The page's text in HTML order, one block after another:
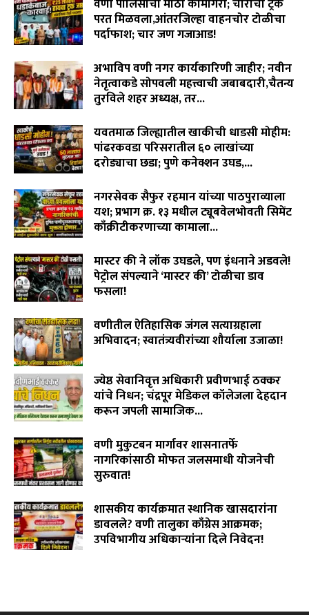
वारंवार निवेदन देऊनही जनप्रतिनिधी व लोकनिर्माण विभागाची झोप
उघडेना,खराब रस्त्यांमुळे गावकरी संतप्त.
02:16
"विमा कंपन्या मालामाल, शेतकरी कंगाल?"विजय पिदूरकर यांचा
पिक विमा कंपनीच्या धोरणाविरोधात लढा…
04:11
वणी पोलिसांची मोठी कामगिरी; चोरीचा ट्रक
परत मिळवला,आंतरजिल्हा वाहनचोर टोळीचा
पर्दाफाश; चार जण गजाआड!
अभाविप वणी नगर कार्यकारिणी जाहीर; नवीन
नेतृत्वाकडे सोपवली महत्त्वाची जबाबदारी,चैतन्य
तुरविले शहर अध्यक्ष, तर...
यवतमाळ जिल्ह्यातील खाकीची धाडसी मोहीम:
पांढरकवडा परिसरातील ६० लाखांच्या
दरोड्याचा छडा; पुणे कनेक्शन उघड,...
नगरसेवक सैफुर रहमान यांच्या पाठपुराव्याला
यश; प्रभाग क्र. १३ मधील ट्यूबवेलभोवती सिमेंट
काँक्रीटीकरणाच्या कामाला...
मास्टर की ने लॉक उघडले, पण इंधनाने अडवले!
पेट्रोल संपल्याने ‘मास्टर की’ टोळीचा डाव
फसला!
वणीतील ऐतिहासिक जंगल सत्याग्रहाला
अभिवादन; स्वातंत्र्यवीरांच्या शौर्याला उजाळा!
ज्येष्ठ सेवानिवृत्त अधिकारी प्रवीणभाई ठक्कर
यांचे निधन; चंद्रपूर मेडिकल कॉलेजला देहदान
करून जपली सामाजिक...
वणी मुकुटबन मार्गावर शासनातर्फे
नागरिकांसाठी मोफत जलसमाधी योजनेची
सुरुवात!
शासकीय कार्यक्रमात स्थानिक खासदारांना
डावलले? वणी तालुका काँग्रेस आक्रमक;
उपविभागीय अधिकाऱ्यांना दिले निवेदन!